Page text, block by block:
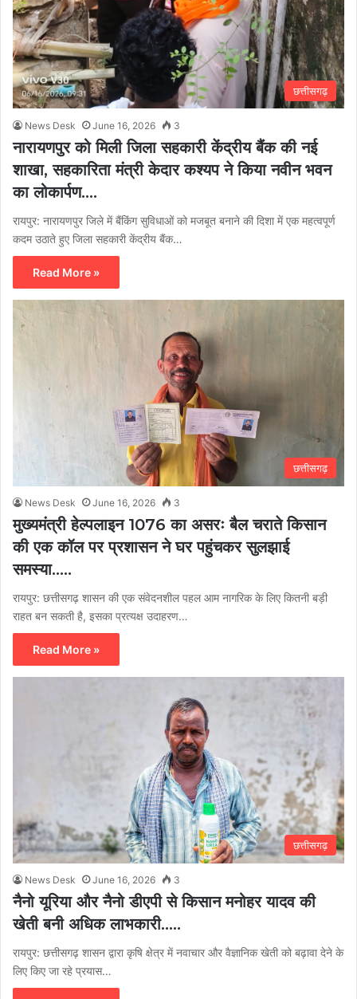
छत्तीसगढ़
News Desk June 16, 2026 3
नारायणपुर को मिली जिला सहकारी केंद्रीय बैंक की नई
शाखा, सहकारिता मंत्री केदार कश्यप ने किया नवीन भवन
का लोकार्पण….
रायपुर: नारायणपुर जिले में बैंकिंग सुविधाओं को मजबूत बनाने की दिशा में एक महत्वपूर्ण
कदम उठाते हुए जिला सहकारी केंद्रीय बैंक…
Read More »
छत्तीसगढ़
News Desk June 16, 2026 3
मुख्यमंत्री हेल्पलाइन 1076 का असरः बैल चराते किसान
की एक कॉल पर प्रशासन ने घर पहुंचकर सुलझाई
समस्या…..
रायपुर: छत्तीसगढ़ शासन की एक संवेदनशील पहल आम नागरिक के लिए कितनी बड़ी
राहत बन सकती है, इसका प्रत्यक्ष उदाहरण…
Read More »
छत्तीसगढ़
News Desk June 16, 2026 3
नैनो यूरिया और नैनो डीएपी से किसान मनोहर यादव की
खेती बनी अधिक लाभकारी…..
रायपुर: छत्तीसगढ़ शासन द्वारा कृषि क्षेत्र में नवाचार और वैज्ञानिक खेती को बढ़ावा देने के
लिए किए जा रहे प्रयास…